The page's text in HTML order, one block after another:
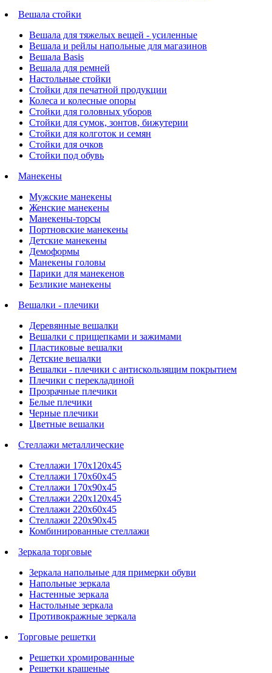
Вешала стойки
Вешала для тяжелых вещей - усиленные
Вешала и рейлы напольные для магазинов
Вешала Basis
Вешала для ремней
Настольные стойки
Стойки для печатной продукции
Колеса и колесные опоры
Стойки для головных уборов
Стойки для сумок, зонтов, бижутерии
Стойки для колготок и семян
Стойки для очков
Стойки под обувь
Манекены
Мужские манекены
Женские манекены
Манекены-торсы
Портновские манекены
Детские манекены
Демоформы
Манекены головы
Парики для манекенов
Безликие манекены
Вешалки - плечики
Деревянные вешалки
Вешалки с прищепками и зажимами
Пластиковые вешалки
Детские вешалки
Вешалки - плечики с антискользящим покрытием
Плечики с перекладиной
Прозрачные плечики
Белые плечики
Черные плечики
Цветные вешалки
Стеллажи металлические
Стеллажи 170х120х45
Стеллажи 170х60х45
Стеллажи 170х90х45
Стеллажи 220х120х45
Стеллажи 220х60х45
Стеллажи 220х90х45
Комбинированные стеллажи
Зеркала торговые
Зеркала напольные для примерки обуви
Напольные зеркала
Настенные зеркала
Настольные зеркала
Противокражные зеркала
Торговые решетки
Решетки хромированные
Решетки крашеные